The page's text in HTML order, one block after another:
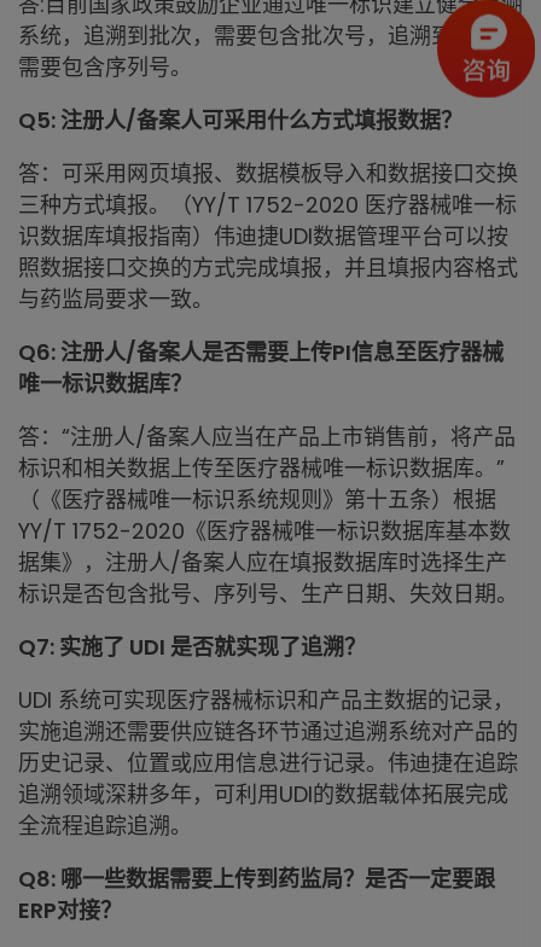
系统，追溯到批次，需要包含批次号，追溯到单品，
需要包含序列号。
Q5: 注册人/备案人可采用什么方式填报数据？
答：可采用网页填报、数据模板导入和数据接口交换
三种方式填报。（YY/T 1752-2020 医疗器械唯一标
识数据库填报指南）伟迪捷UDI数据管理平台可以按
照数据接口交换的方式完成填报，并且填报内容格式
与药监局要求一致。
Q6: 注册人/备案人是否需要上传PI信息至医疗器械
唯一标识数据库？
答：“注册人/备案人应当在产品上市销售前，将产品
标识和相关数据上传至医疗器械唯一标识数据库。”
（《医疗器械唯一标识系统规则》第十五条）根据
YY/T 1752-2020《医疗器械唯一标识数据库基本数
据集》，注册人/备案人应在填报数据库时选择生产
标识是否包含批号、序列号、生产日期、失效日期。
Q7: 实施了 UDI 是否就实现了追溯？
UDI 系统可实现医疗器械标识和产品主数据的记录，
实施追溯还需要供应链各环节通过追溯系统对产品的
历史记录、位置或应用信息进行记录。伟迪捷在追踪
追溯领域深耕多年，可利用UDI的数据载体拓展完成
全流程追踪追溯。
Q8: 哪一些数据需要上传到药监局？是否一定要跟
ERP对接？